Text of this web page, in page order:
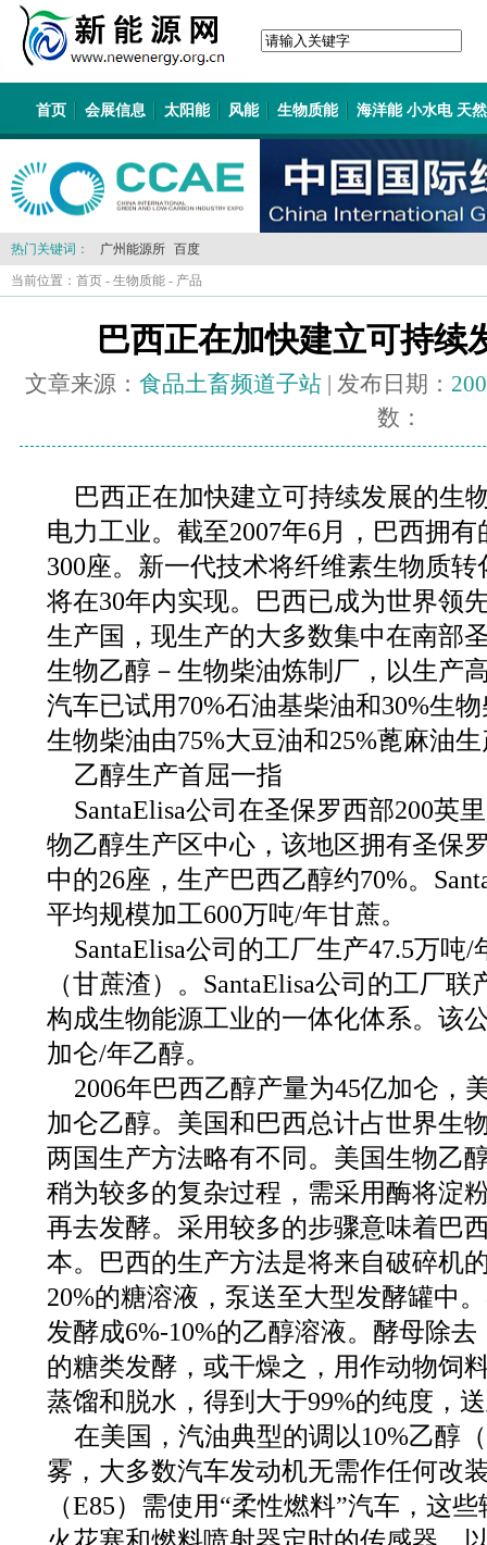
首页 会展信息 太阳能 风能 生物质能 海洋能 小水电 天
热门关键词： 广州能源所 百度
当前位置： 首页 - 生物质能 - 产品
巴西正在加快建立可持续
文章来源： 食品土畜频道子站 | 发布日期：
数：
巴西正在加快建立可持续发展的生
电力工业。截至2007年6月，巴西拥
300座。新一代技术将纤维素生物质
将在30年内实现。巴西已成为世界领
生产国，现生产的大多数集中在南部
生物乙醇－生物柴油炼制厂，以生产
汽车已试用70%石油基柴油和30%生
生物柴油由75%大豆油和25%蓖麻油
乙醇生产首屈一指
SantaElisa公司在圣保罗西部200英
物乙醇生产区中心，该地区拥有圣保
中的26座，生产巴西乙醇约70%。
平均规模加工600万吨/年甘蔗。
SantaElisa公司的工厂生产47.5万吨
（甘蔗渣）。SantaElisa公司的工厂
构成生物能源工业的一体化体系。该
加仑/年乙醇。
2006年巴西乙醇产量为45亿加仑，
加仑乙醇。美国和巴西总计占世界生
两国生产方法略有不同。美国生物乙
稍为较多的复杂过程，需采用酶将淀
再去发酵。采用较多的步骤意味着巴
本。巴西的生产方法是将来自破碎机
20%的糖溶液，泵送至大型发酵罐中
发酵成6%-10%的乙醇溶液。酵母除
的糖类发酵，或干燥之，用作动物饲
蒸馏和脱水，得到大于99%的纯度，
在美国，汽油典型的调以10%乙醇
雾，大多数汽车发动机无需作任何改
（E85）需使用“柔性燃料”汽车，这